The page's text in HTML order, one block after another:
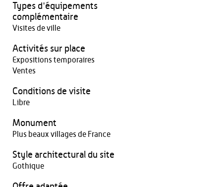
Types d'équipements
complémentaire
Visites de ville
Activités sur place
Expositions temporaires
Ventes
Conditions de visite
Libre
Monument
Plus beaux villages de France
Style architectural du site
Gothique